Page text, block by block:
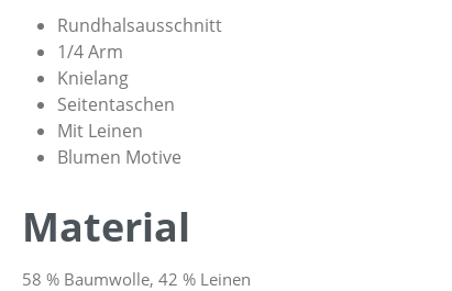
Rundhalsausschnitt
1/4 Arm
Knielang
Seitentaschen
Mit Leinen
Blumen Motive
Material
58 % Baumwolle, 42 % Leinen